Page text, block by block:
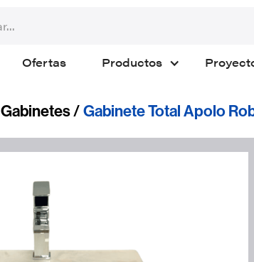
Ofertas Productos
Gabinetes /Gabinete Total Apolo